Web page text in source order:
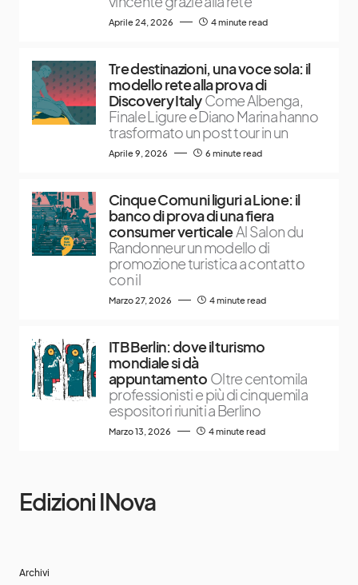
Aprile 24, 2026 4 minute read
Tre destinazioni, una voce sola: il
modello rete alla prova di
Discovery Italy Come Albenga,
Finale Ligure e Diano Marina hanno
trasformato un post tour in un
Aprile 9, 2026 6 minute read
Cinque Comuni liguri a Lione: il
banco di prova di una fiera
consumer verticale Al Salon du
Randonneur un modello di
promozione turistica a contatto
con il
Marzo 27, 2026 4 minute read
ITB Berlin: dove il turismo
mondiale si dà
appuntamento Oltre centomila
professionisti e più di cinquemila
espositori riuniti a Berlino
Marzo 13, 2026 4 minute read
Edizioni INova
Archivi